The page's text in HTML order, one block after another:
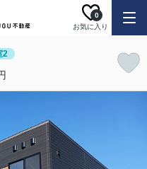
お気に入り
0
2